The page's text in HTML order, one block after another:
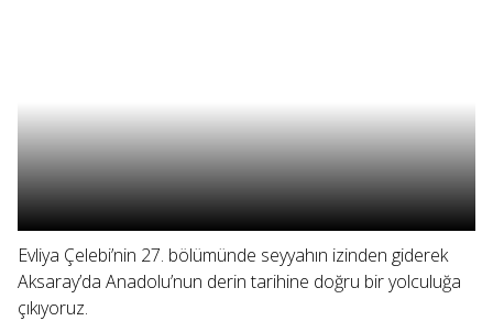
Evliya Çelebi’nin 27. bölümünde seyyahın izinden giderek
Aksaray’da Anadolu’nun derin tarihine doğru bir yolculuğa
çıkıyoruz.